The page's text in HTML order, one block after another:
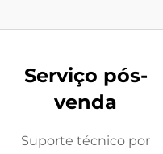
Serviço pós-
venda
Suporte técnico por